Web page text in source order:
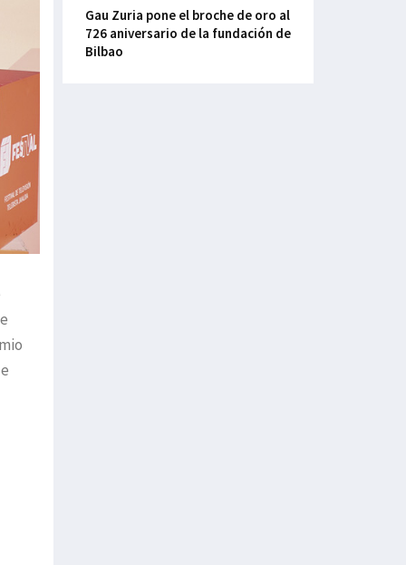
Gau Zuria pone el broche de oro al
726 aniversario de la fundación de
Bilbao